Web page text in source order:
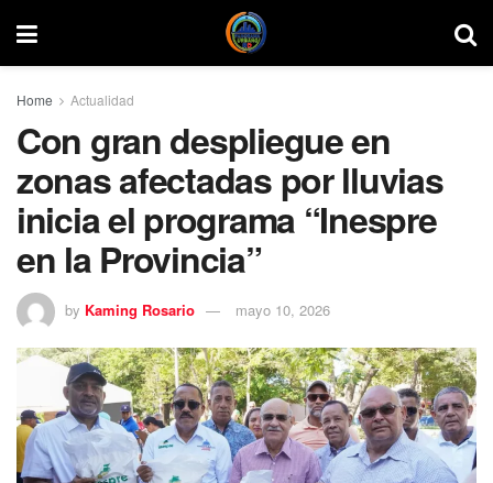
Home Actualidad
Con gran despliegue en
zonas afectadas por lluvias
inicia el programa “Inespre
en la Provincia”
by Kaming Rosario mayo 10, 2026